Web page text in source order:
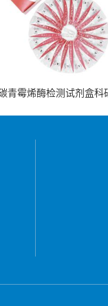
青霉烯酶检测试剂盒科